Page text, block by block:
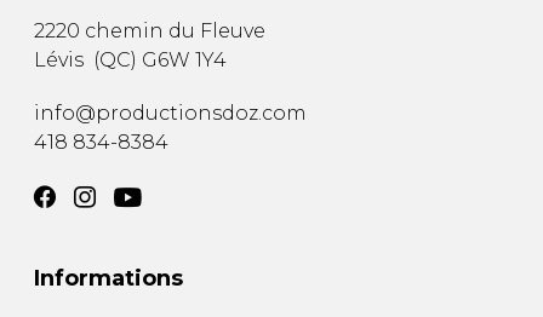
2220 chemin du Fleuve
Lévis (QC) G6W 1Y4
info@productionsdoz.com
418 834-8384
Informations